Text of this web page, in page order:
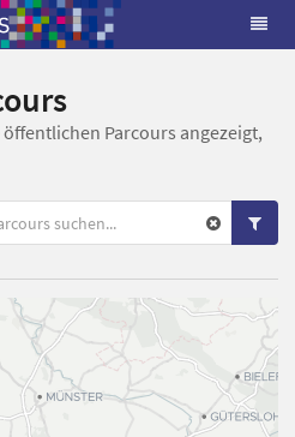
Parcours angezeigt,